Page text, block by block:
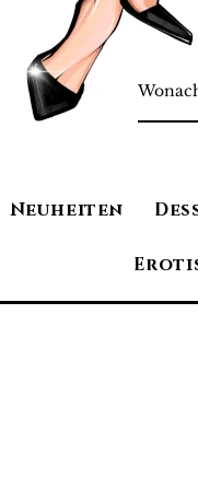
Neuheiten